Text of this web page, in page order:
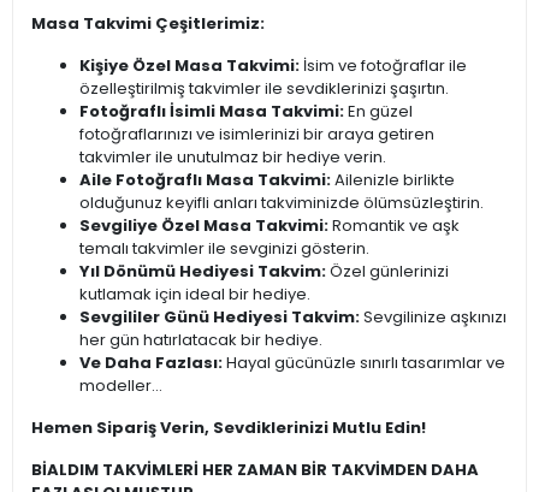
Masa Takvimi Çeşitlerimiz:
Kişiye Özel Masa Takvimi: İsim ve fotoğraflar ile
özelleştirilmiş takvimler ile sevdiklerinizi şaşırtın.
Fotoğraflı İsimli Masa Takvimi:En güzel
fotoğraflarınızı ve isimlerinizi bir araya getiren
takvimler ile unutulmaz bir hediye verin.
Aile Fotoğraflı Masa Takvimi:Ailenizle birlikte
olduğunuz keyifli anları takviminizde ölümsüzleştirin.
Sevgiliye Özel Masa Takvimi:Romantik ve aşk
temalı takvimler ile sevginizi gösterin.
Yıl Dönümü Hediyesi Takvim:Özel günlerinizi
kutlamak için ideal bir hediye.
Sevgililer Günü Hediyesi Takvim:Sevgilinize aşkınızı
her gün hatırlatacak bir hediye.
Ve Daha Fazlası:Hayal gücünüzle sınırlı tasarımlar ve
modeller...
Hemen Sipariş Verin, Sevdiklerinizi Mutlu Edin!
BİALDIM TAKVİMLERİ HER ZAMAN BİR TAKVİMDEN DAHA